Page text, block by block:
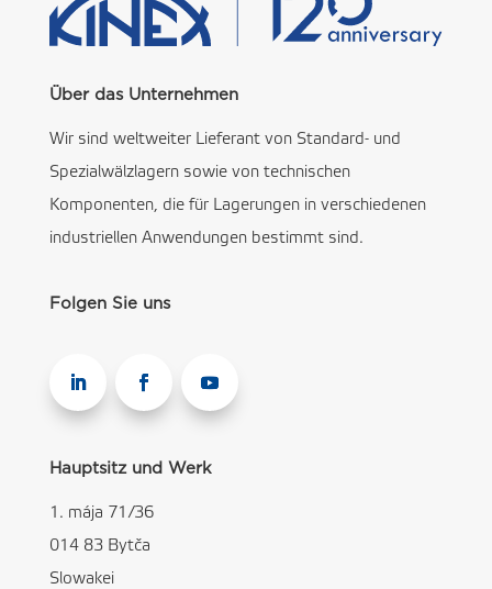
Über das Unternehmen
Wir sind weltweiter Lieferant von Standard- und
Spezialwälzlagern sowie von technischen
Komponenten, die für Lagerungen in verschiedenen
industriellen Anwendungen bestimmt sind.
Folgen Sie uns
Hauptsitz und Werk
1. mája 71/36
014 83 Bytča
Slowakei